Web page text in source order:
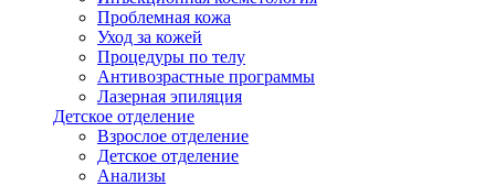
Проблемная кожа
Уход за кожей
Процедуры по телу
Антивозрастные программы
Лазерная эпиляция
Детское отделение
Взрослое отделение
Детское отделение
Анализы